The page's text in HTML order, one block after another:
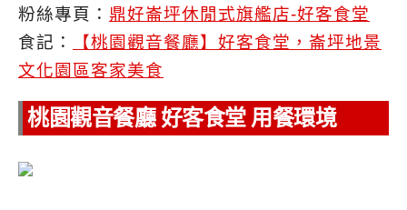
粉絲專頁： 鼎好崙坪休閒式旗艦店-好客食堂
食記：
【桃園觀音餐廳】好客食堂，崙坪地景
文化園區客家美食
桃園觀音餐廳 好客食堂 用餐環境